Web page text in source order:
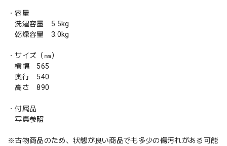
・容量
洗濯容量 5.5kg
乾燥容量 3.0kg
・サイズ（㎜）
横幅 565
奥行 540
高さ 890
・付属品
写真参照
※古物商品のため、状態が良い商品でも多少の傷汚れがある可能